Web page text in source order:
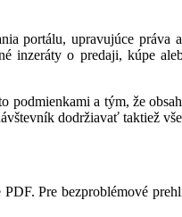
portálu, upravujúce práva
inzeráty o predaji, kúpe
podmienkami a tým, že
dodržiavať taktiež
Pre bezproblémové